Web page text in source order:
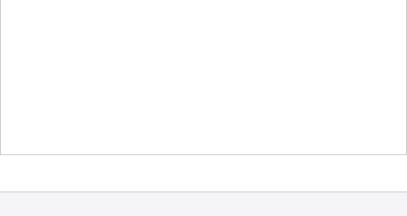
Слушатели получат знания о